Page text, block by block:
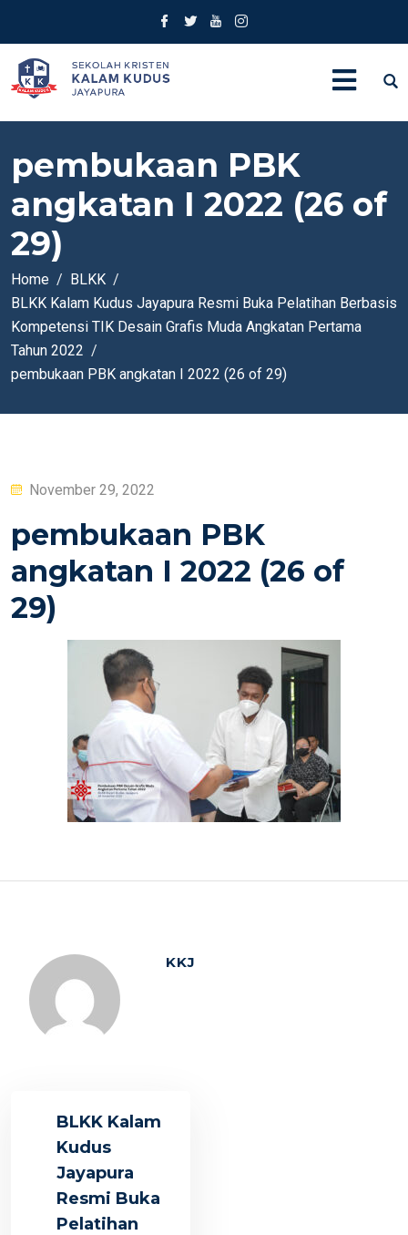
pembukaan PBK
angkatan I 2022 (26 of
29)
Home
BLKK
BLKK Kalam Kudus Jayapura Resmi Buka Pelatihan Berbasis
Kompetensi TIK Desain Grafis Muda Angkatan Pertama
Tahun 2022
pembukaan PBK angkatan I 2022 (26 of 29)
Posted
November 29, 2022
pembukaan PBK
angkatan I 2022 (26 of
29)
KKJ
BLKK Kalam
Kudus
Jayapura
Resmi Buka
Pelatihan